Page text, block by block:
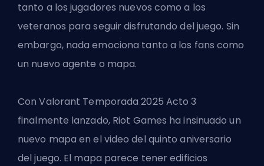
tanto a los jugadores nuevos como a los
veteranos para seguir disfrutando del juego. Sin
embargo, nada emociona tanto a los fanscomo
un nuevo agente o mapa.
ConValorant Temporada 2025 Acto 3
finalmente lanzado, Riot Games ha insinuado un
nuevo mapa en el video del quinto aniversario
del juego. El mapa parece tener edificios